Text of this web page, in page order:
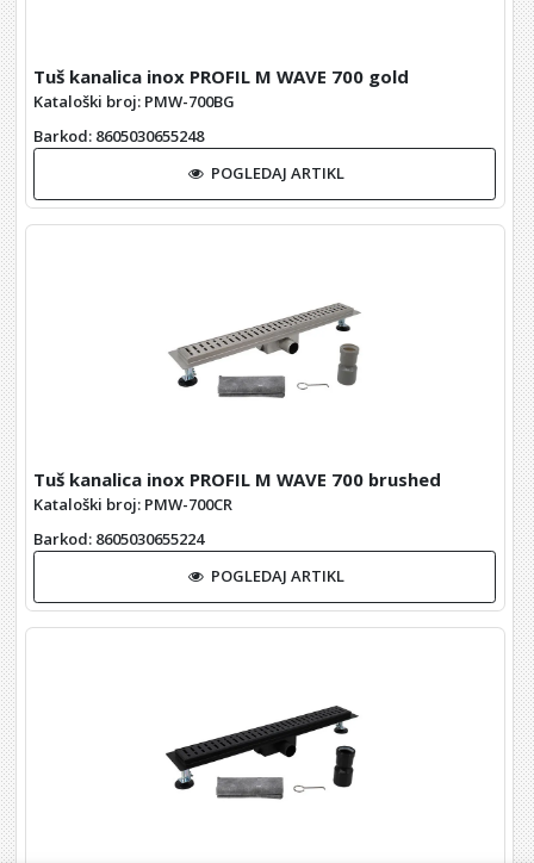
Tuš kanalica inox PROFIL M WAVE 700 gold
Kataloški broj: PMW-700BG
Barkod: 8605030655248
POGLEDAJ ARTIKL
Tuš kanalica inox PROFIL M WAVE 700 brushed
Kataloški broj: PMW-700CR
Barkod: 8605030655224
POGLEDAJ ARTIKL